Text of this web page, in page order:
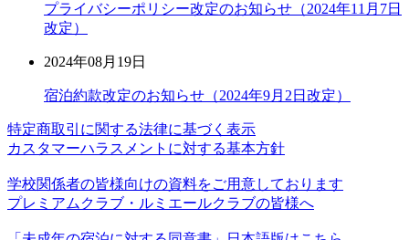
プライバシーポリシー改定のお知らせ（2024年11月7日
改定）
2024年08月19日
宿泊約款改定のお知らせ（2024年9月2日改定）
特定商取引に関する法律に基づく表示
カスタマーハラスメントに対する基本方針
学校関係者の皆様向けの資料をご用意しております
プレミアムクラブ・ルミエールクラブの皆様へ